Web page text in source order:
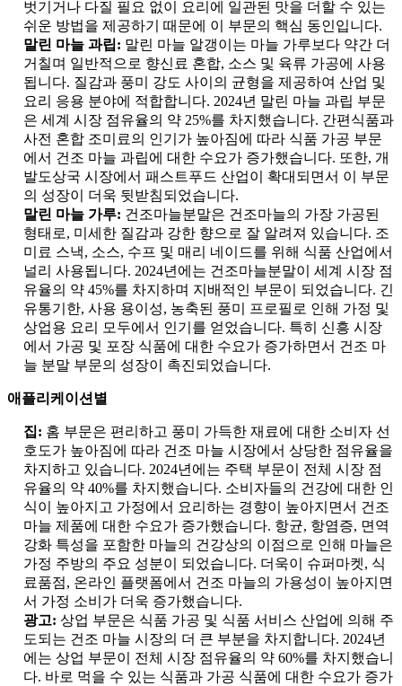
벗기거나 다질 필요 없이 요리에 일관된 맛을 더할 수 있는
쉬운 방법을 제공하기 때문에 이 부문의 핵심 동인입니다.
말린 마늘 과립: 말린 마늘 알갱이는 마늘 가루보다 약간 더
거칠며 일반적으로 향신료 혼합, 소스 및 육류 가공에 사용
됩니다. 질감과 풍미 강도 사이의 균형을 제공하여 산업 및
요리 응용 분야에 적합합니다. 2024년 말린 마늘 과립 부문
은 세계 시장 점유율의 약 25%를 차지했습니다. 간편식품과
사전 혼합 조미료의 인기가 높아짐에 따라 식품 가공 부문
에서 건조 마늘 과립에 대한 수요가 증가했습니다. 또한, 개
발도상국 시장에서 패스트푸드 산업이 확대되면서 이 부문
의 성장이 더욱 뒷받침되었습니다.
말린 마늘 가루: 건조마늘분말은 건조마늘의 가장 가공된
형태로, 미세한 질감과 강한 향으로 잘 알려져 있습니다. 조
미료 스낵, 소스, 수프 및 매리 네이드를 위해 식품 산업에서
널리 사용됩니다. 2024년에는 건조마늘분말이 세계 시장 점
유율의 약 45%를 차지하며 지배적인 부문이 되었습니다. 긴
유통기한, 사용 용이성, 농축된 풍미 프로필로 인해 가정 및
상업용 요리 모두에서 인기를 얻었습니다. 특히 신흥 시장
에서 가공 및 포장 식품에 대한 수요가 증가하면서 건조 마
늘 분말 부문의 성장이 촉진되었습니다.
애플리케이션별
집: 홈 부문은 편리하고 풍미 가득한 재료에 대한 소비자 선
호도가 높아짐에 따라 건조 마늘 시장에서 상당한 점유율을
차지하고 있습니다. 2024년에는 주택 부문이 전체 시장 점
유율의 약 40%를 차지했습니다. 소비자들의 건강에 대한 인
식이 높아지고 가정에서 요리하는 경향이 높아지면서 건조
마늘 제품에 대한 수요가 증가했습니다. 항균, 항염증, 면역
강화 특성을 포함한 마늘의 건강상의 이점으로 인해 마늘은
가정 주방의 주요 성분이 되었습니다. 더욱이 슈퍼마켓, 식
료품점, 온라인 플랫폼에서 건조 마늘의 가용성이 높아지면
서 가정 소비가 더욱 증가했습니다.
광고: 상업 부문은 식품 가공 및 식품 서비스 산업에 의해 주
도되는 건조 마늘 시장의 더 큰 부분을 차지합니다. 2024년
에는 상업 부문이 전체 시장 점유율의 약 60%를 차지했습니
다. 바로 먹을 수 있는 식품과 가공 식품에 대한 수요가 증가